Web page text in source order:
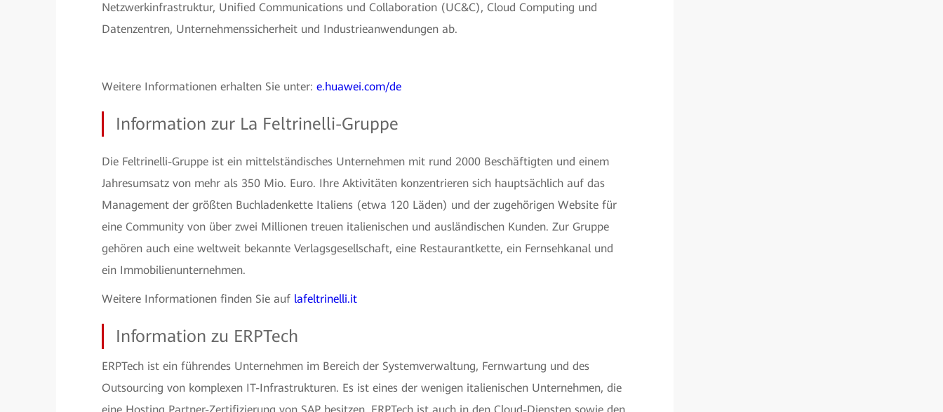
Netzwerkinfrastruktur, Unified Communications und Collaboration (UC&C), Cloud Computing und
Datenzentren, Unternehmenssicherheit und Industrieanwendungen ab.
Weitere Informationen erhalten Sie unter: e.huawei.com/de
Information zur La Feltrinelli-Gruppe
Die Feltrinelli-Gruppe ist ein mittelständisches Unternehmen mit rund 2000 Beschäftigten und einem
Jahresumsatz von mehr als 350 Mio. Euro. Ihre Aktivitäten konzentrieren sich hauptsächlich auf das
Management der größten Buchladenkette Italiens (etwa 120 Läden) und der zugehörigen Website für
eine Community von über zwei Millionen treuen italienischen und ausländischen Kunden. Zur Gruppe
gehören auch eine weltweit bekannte Verlagsgesellschaft, eine Restaurantkette, ein Fernsehkanal und
ein Immobilienunternehmen.
Weitere Informationen finden Sie auf lafeltrinelli.it
Information zu ERPTech
ERPTech ist ein führendes Unternehmen im Bereich der Systemverwaltung, Fernwartung und des
Outsourcing von komplexen IT-Infrastrukturen. Es ist eines der wenigen italienischen Unternehmen, die